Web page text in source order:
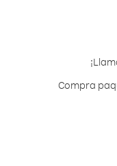
Compra